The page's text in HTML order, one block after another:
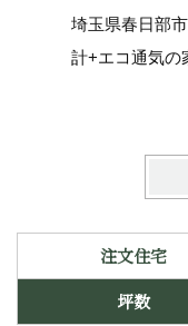
埼玉県春日部
計+エコ通気の
注文住宅
坪数